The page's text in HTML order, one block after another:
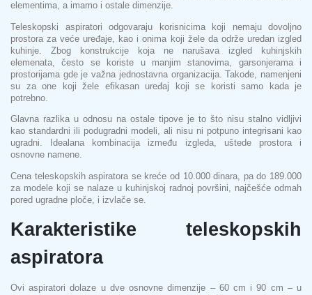
elementima, a imamo i ostale dimenzije.
Teleskopski aspiratori odgovaraju korisnicima koji nemaju dovoljno
prostora za veće uređaje, kao i onima koji žele da održe uredan izgled
kuhinje. Zbog konstrukcije koja ne narušava izgled kuhinjskih
elemenata, često se koriste u manjim stanovima, garsonjerama i
prostorijama gde je važna jednostavna organizacija. Takođe, namenjeni
su za one koji žele efikasan uređaj koji se koristi samo kada je
potrebno.
Glavna razlika u odnosu na ostale tipove je to što nisu stalno vidljivi
kao standardni ili podugradni modeli, ali nisu ni potpuno integrisani kao
ugradni. Idealana kombinacija između izgleda, uštede prostora i
osnovne namene.
Cena teleskopskih aspiratora se kreće od 10.000 dinara, pa do 189.000
za modele koji se nalaze u kuhinjskoj radnoj površini, najčešće odmah
pored ugradne ploče, i izvlače se.
Karakteristike teleskopskih
aspiratora
Ovi aspiratori dolaze u dve osnovne dimenzije – 60 cm i 90 cm – u